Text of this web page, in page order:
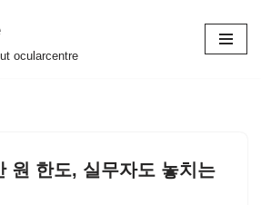
ocularcentre
원 한도, 실무자도 놓치는